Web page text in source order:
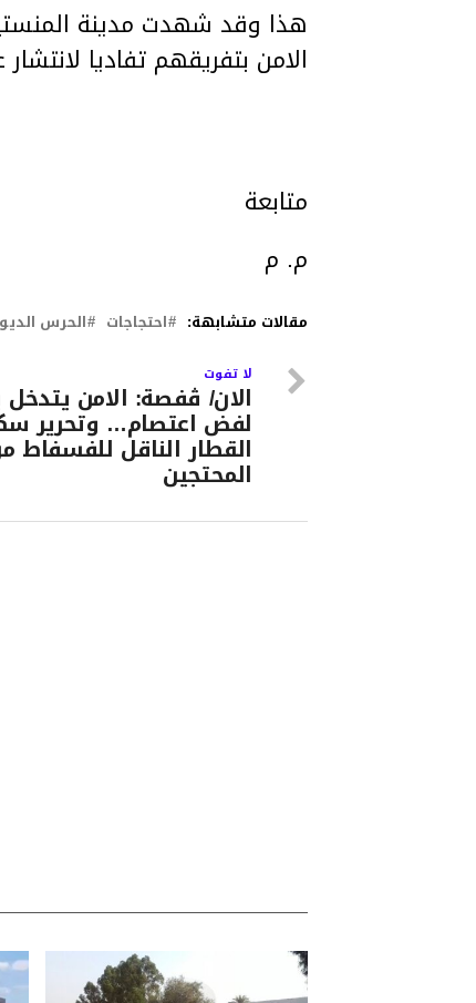
هذا وقد شهدت مدينة
الامن بتفريقهم تفاديا
متابعة
م. م
مقالات متشابهة: احتجاجات الحرس
لا تفوت
الان/ ڨفصة: الامن يتدخل
لفض اعتصام… وتحرير
القطار الناقل للفسفاط
المحتجين